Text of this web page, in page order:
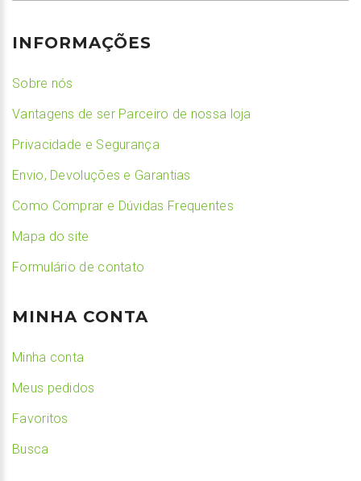
INFORMAÇÕES
Sobre nós
Vantagens de ser Parceiro de nossa loja
Privacidade e Segurança
Envio, Devoluções e Garantias
Como Comprar e Dúvidas Frequentes
Mapa do site
Formulário de contato
MINHA CONTA
Minha conta
Meus pedidos
Favoritos
Busca